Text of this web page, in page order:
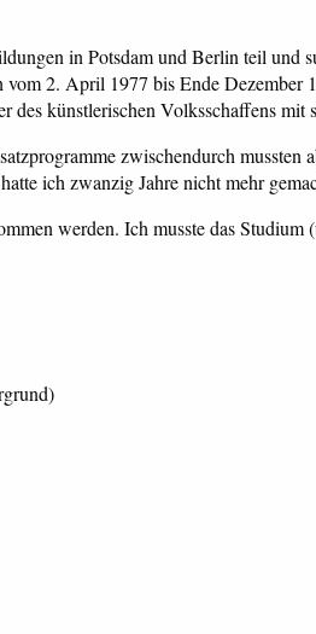
in Potsdam und Berlin teil und
2. April 1977 bis Ende Dezember
künstlerischen Volksschaffens mit
zwischendurch mussten
ich zwanzig Jahre nicht mehr
werden. Ich musste das